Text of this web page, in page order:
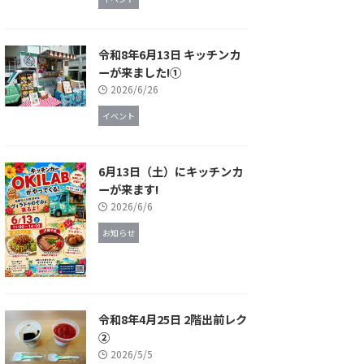
令和8年6月13日 キッチンカ
ーが来ました!①
2026/6/26
イベント
6月13日（土）にキッチンカ
ーが来ます!
2026/6/6
お知らせ
令和8年4月25日 2階出前レク
②
2026/5/5